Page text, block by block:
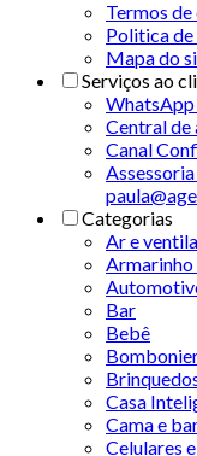
Termos
Politica
Mapa do
Serviços ao
Central
Canal
Categorias
Ar e
Bar
Bebê
Casa
Cama e
Celulares